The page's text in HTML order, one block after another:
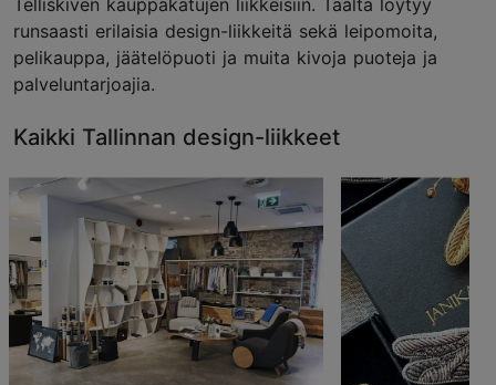
Telliskiven kauppakatujen liikkeisiin. Täältä löytyy
runsaasti erilaisia design-liikkeitä sekä leipomoita,
pelikauppa, jäätelöpuoti ja muita kivoja puoteja ja
palveluntarjoajia.
Kaikki Tallinnan design-liikkeet